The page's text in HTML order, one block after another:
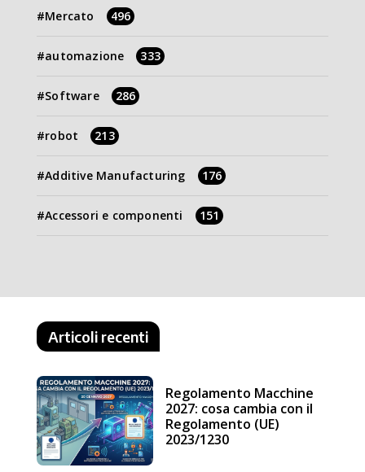
Mercato 496
automazione 333
Software 286
robot 213
Additive Manufacturing 176
Accessori e componenti 151
Articoli recenti
Regolamento Macchine
2027: cosa cambia con il
Regolamento (UE)
2023/1230